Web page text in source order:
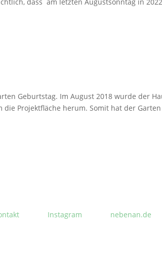
Geburtstag. Im August 2018 wurde der
Projektfläche herum. Somit hat der
Instagram nebenan.de